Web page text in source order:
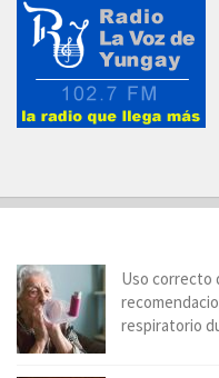
Uso correcto
respiratorio